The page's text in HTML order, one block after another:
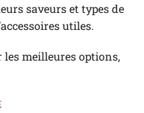
saveurs et types de
utiles.
meilleures options,